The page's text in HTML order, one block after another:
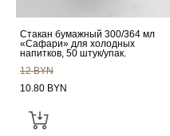
Стакан бумажный 300/364 мл
«Сафари» для холодных
напитков, 50 штук/упак.
12 BYN
10.80 BYN